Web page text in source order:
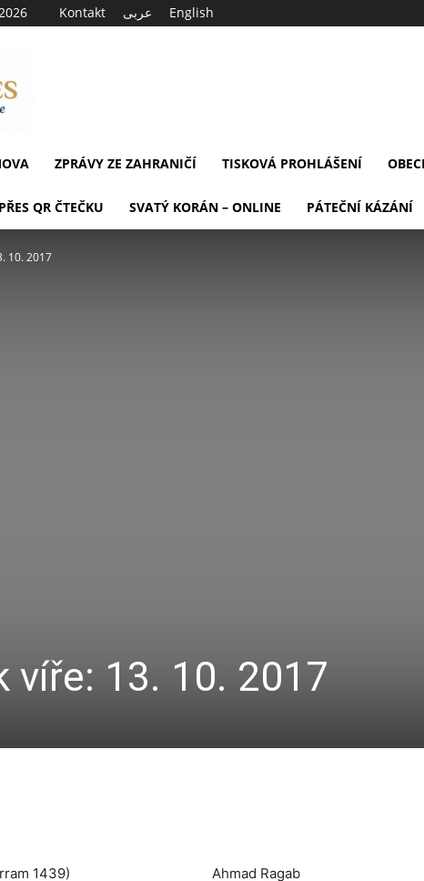
Kontakt عربى English
ZPRÁVY ZE ZAHRANIČÍ TISKOVÁ PROHLÁŠENÍ
QR ČTEČKU SVATÝ KORÁN – ONLINE PÁTEČNÍ KÁZÁNÍ
10. 2017
víře: 13. 10. 2017
muharram 1439) Ahmad Ragab